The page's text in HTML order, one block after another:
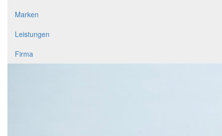
Marken
Leistungen
Firma